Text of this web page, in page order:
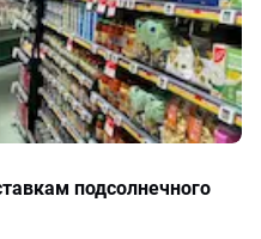
подсолнечного